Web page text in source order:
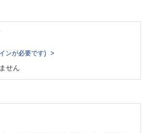
からみた心臓リハビリテーション 福村和也
キャンペーンとは(4) Choosing Wisely と診
：Minds の役割 山口直人
ッサンという作家 矢倉英隆
ンが必要です)
せん